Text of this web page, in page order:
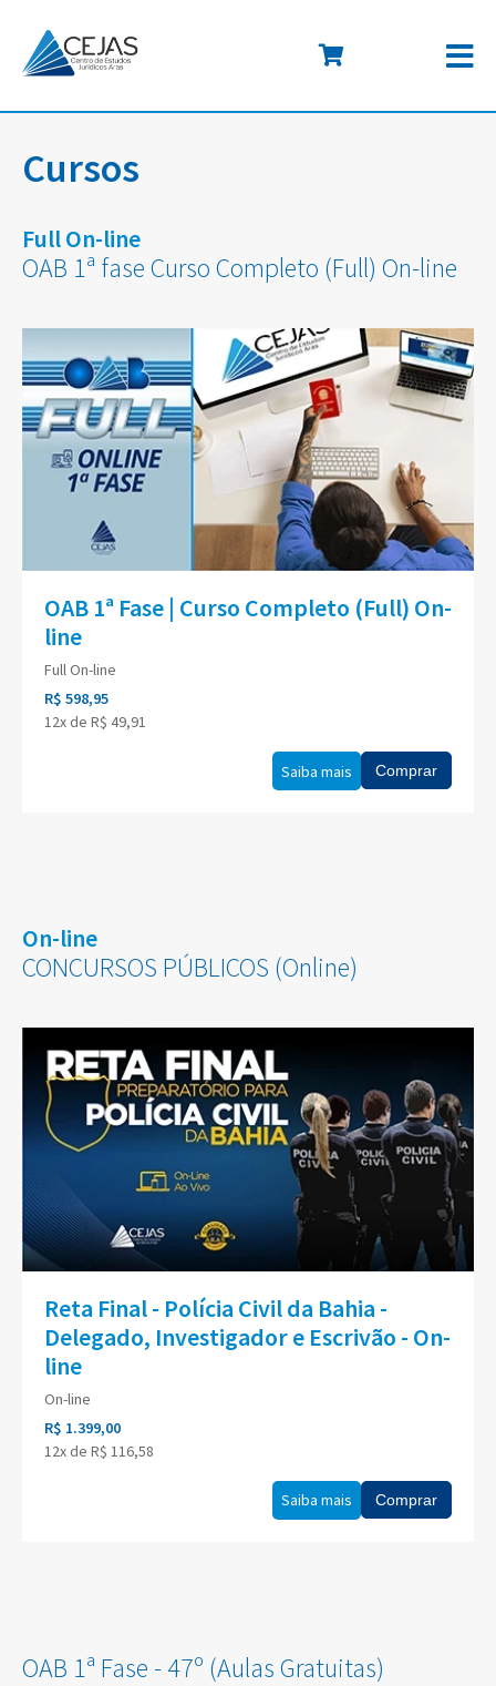
Cursos
Full On-line
OAB 1ª fase Curso Completo (Full) On-line
OAB 1ª Fase | Curso Completo (Full) On-
line
Full On-line
R$ 598,95
12x de R$ 49,91
Saiba mais Comprar
On-line
CONCURSOS PÚBLICOS (Online)
Reta Final - Polícia Civil da Bahia -
Delegado, Investigador e Escrivão - On-
line
On-line
R$ 1.399,00
12x de R$ 116,58
Saiba mais Comprar
OAB 1ª Fase - 47º (Aulas Gratuitas)